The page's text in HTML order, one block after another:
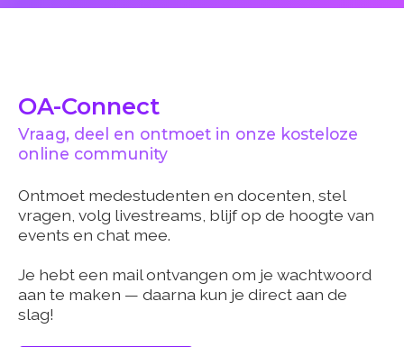
OA-Connect
Vraag, deel en ontmoet in onze kosteloze
online community
Ontmoet medestudenten en docenten, stel
vragen, volg livestreams, blijf op de hoogte van
events en chat mee.
Je hebt een mail ontvangen om je wachtwoord
aan te maken — daarna kun je direct aan de
slag!